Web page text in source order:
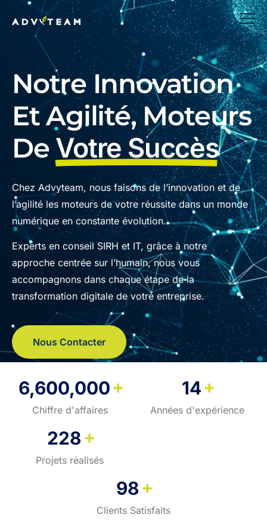
Notre Innovation
Et Agilité, Moteurs
De Votre Succès
Chez Advyteam, nous faisons de l’innovation et de
l’agilité les moteurs de votre réussite dans un monde
numérique en constante évolution.
Experts en conseil SIRH et IT, grâce à notre
approche centrée sur l’humain, nous vous
accompagnons dans chaque étape de la
transformation digitale de votre entreprise.
Nous Contacter
6,600,000+
Chiffre d'affaires
14+
Années d'expérience
228+
Projets réalisés
98+
Clients Satisfaits